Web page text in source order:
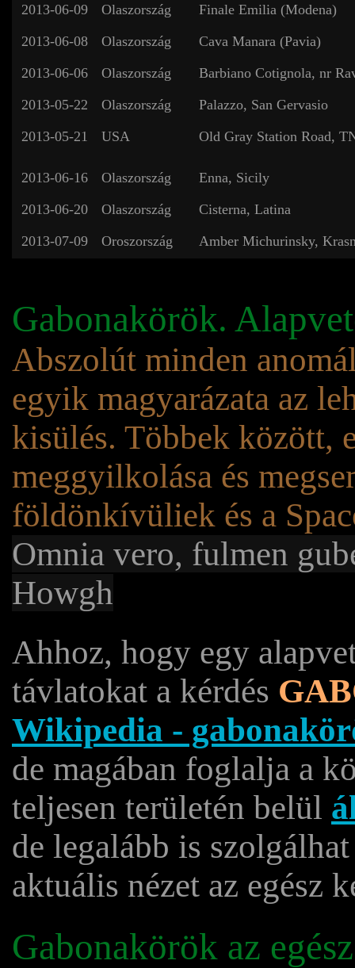
2013-06-09 Olaszország
Finale Emilia (Modena)
2013-06-08
Olaszország
Cava Manara (Pavia)
2013-06-06
Olaszország
Barbiano Cotignola, nr
2013-05-22
Olaszország
Palazzo, San Gervasio
2013-05-21
USA Old Gray Station Road,
2013-06-16 Olaszország
Enna, Sicily
2013-06-20
Olaszország
Cisterna, Latina
2013-07-09
Oroszország Amber Michurinsky,
Gabonakörök.
Abszolút minden
egyik magyarázata az
kisülés. Többek között,
meggyilkolása és
földönkívüliek és a
Omnia vero, fulmen
Howgh
Ahhoz, hogy egy
távlatokat a kérdés
Wikipedia -
de magában foglalja a
teljesen területén belül
de legalább is
aktuális nézet az egész
Gabonakörök az